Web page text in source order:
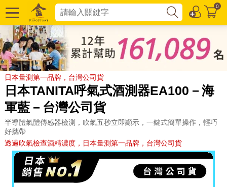
0
日本量測第一品牌，台灣公司貨
日本TANITA呼氣式酒測器EA100－海
軍藍－台灣公司貨
半導體氣體傳感器檢測，吹氣五秒立即顯示，一鍵式簡單操作，輕巧
好攜帶
透過吹氣檢查酒精濃度，日本量測第一品牌，台灣公司貨